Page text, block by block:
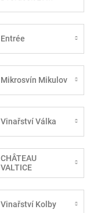
Entrée
Mikrosvín Mikulov
Vinařství Válka
CHÂTEAU
VALTICE
Vinařství Kolby